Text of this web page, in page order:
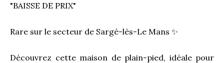
"BAISSE DE PRIX"
Rare sur le secteur de Sargé-lès-Le Mans ✨
Découvrez cette maison de plain-pied, idéale pour